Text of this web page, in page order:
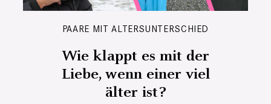
PAARE MIT ALTERSUNTERSCHIED
Wie klappt es mit der
Liebe, wenn einer viel
älter ist?